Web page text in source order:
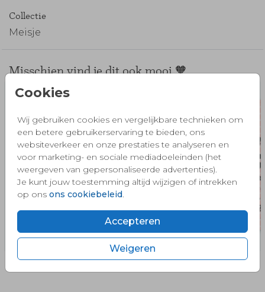
Cookies
Wij gebruiken cookies en vergelijkbare technieken om
een betere gebruikerservaring te bieden, ons
websiteverkeer en onze prestaties te analyseren en
voor marketing- en sociale mediadoeleinden (het
weergeven van gepersonaliseerde advertenties).
Je kunt jouw toestemming altijd wijzigen of intrekken
op ons ons cookiebeleid.
Accepteren
Weigeren
Collectie
Meisje
Misschien vind je dit ook mooi 🧡